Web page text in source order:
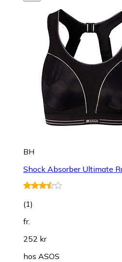
BH
Shock Absorber Ultimate
(1)
fr.
252 kr
hos ASOS